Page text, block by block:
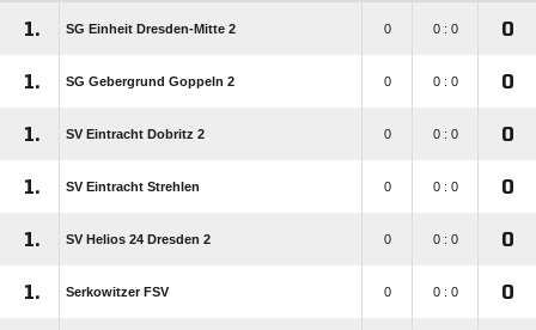
1. SG Einheit Dresden-Mitte 2 0 0 : 0 0
1. SG Gebergrund Goppeln 2 0 0 : 0 0
1. SV Eintracht Dobritz 2 0 0 : 0 0
1. SV Eintracht Strehlen 0 0 : 0 0
1. SV Helios 24 Dresden 2 0 0 : 0 0
1. Serkowitzer FSV 0 0 : 0 0